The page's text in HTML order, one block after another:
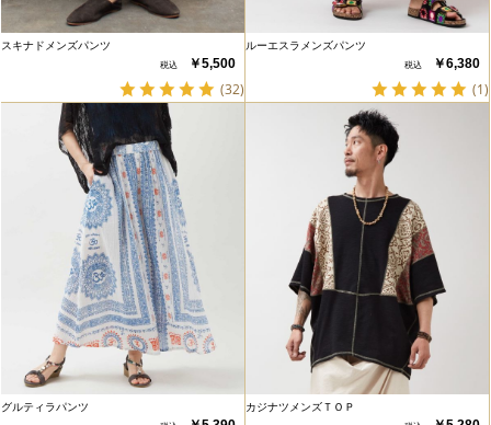
スキナドメンズパンツ
￥5,500
(32)
ルーエスラメンズパンツ
￥6,380
(1)
グルティラパンツ カジナツメンズＴＯＰ